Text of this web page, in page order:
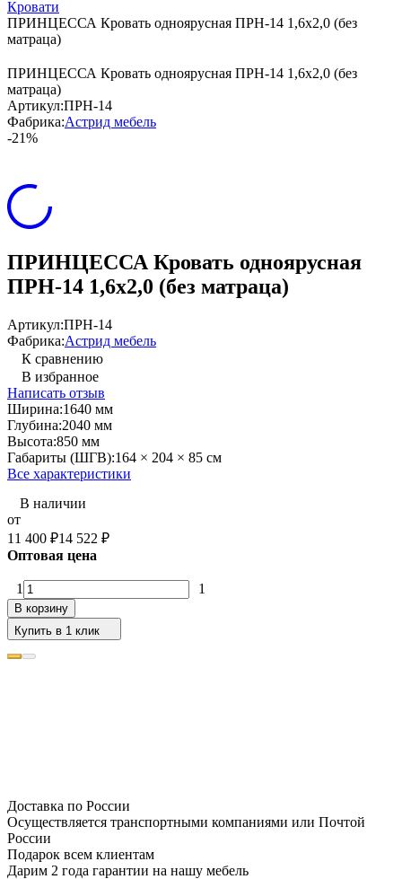
Кровати
ПРИНЦЕССА Кровать одноярусная ПРН-14 1,6х2,0 (без
матраца)
ПРИНЦЕССА Кровать одноярусная ПРН-14 1,6х2,0 (без
матраца)
Артикул:ПРН-14
Фабрика:Астрид мебель
-21%
ПРИНЦЕССА Кровать одноярусная
ПРН-14 1,6х2,0 (без матраца)
Артикул:ПРН-14
Фабрика:Астрид мебель
К сравнению
В избранное
Написать отзыв
Ширина:1640 мм
Глубина:2040 мм
Высота:850 мм
Габариты (ШГВ):164 × 204 × 85 см
Все характеристики
В наличии
от
11 400 ₽14 522 ₽
Оптовая цена
1 1
В корзину
Купить в 1 клик
Доставка по России
Осуществляется транспортными компаниями или Почтой
России
Подарок всем клиентам
Дарим 2 года гарантии на нашу мебель